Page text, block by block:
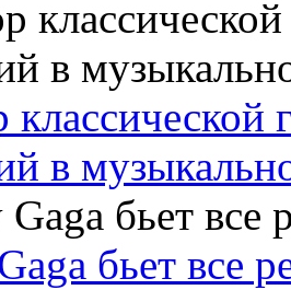
классической
в
бьет все